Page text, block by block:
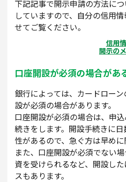
下記記事で開示申請の方法に
していますので、自分の信用
せてご覧ください。
信用
開示の
口座開設が必須の場合があ
銀行によっては、カードロー
設が必須の場合があります。
口座開設が必須の場合は、申
続きをします。開設手続きに
性があるので、急ぐ方は早めに
また、口座開設が必須でない
資を受けられるなど、開設し
スもあります。